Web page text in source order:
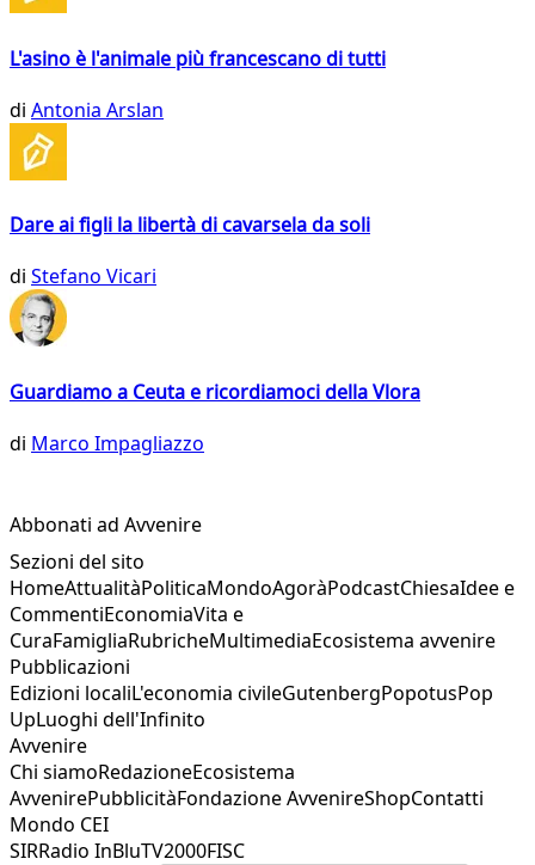
L'asino è l'animale più francescano di tutti
di Antonia Arslan
Dare ai figli la libertà di cavarsela da soli
di Stefano Vicari
Guardiamo a Ceuta e ricordiamoci della Vlora
di Marco Impagliazzo
Abbonati ad Avvenire
Sezioni del sito
HomeAttualitàPoliticaMondoAgoràPodcastChiesaIdee e
CommentiEconomiaVita e
CuraFamigliaRubricheMultimediaEcosistema avvenire
Pubblicazioni
Edizioni localiL'economia civileGutenbergPopotusPop
UpLuoghi dell'Infinito
Avvenire
Chi siamoRedazioneEcosistema
AvvenirePubblicitàFondazione AvvenireShopContatti
Mondo CEI
SIRRadio InBluTV2000FISC